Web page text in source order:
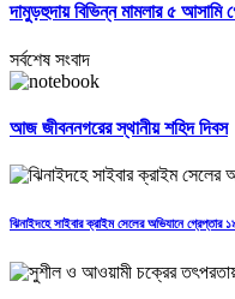
দামুড়হুদায় বিভিন্ন মামলার ৫ আসামি
সর্বশেষ সংবাদ
আজ জীবননগরের স্থানীয় শহিদ দিবস
ঝিনাইদহে সাইবার ক্রাইম সেলের অভিযানে গ্রেপ্তার